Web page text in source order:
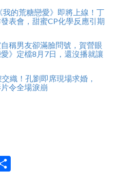
我的荒糖戀愛》即將上線！丁
表會，甜蜜CP化學反應引期
稱男友卻滿臉問號，賀營眼
》定檔8月7日，還沒播就讓
織！孔劉即席現場求婚，
令全場淚崩